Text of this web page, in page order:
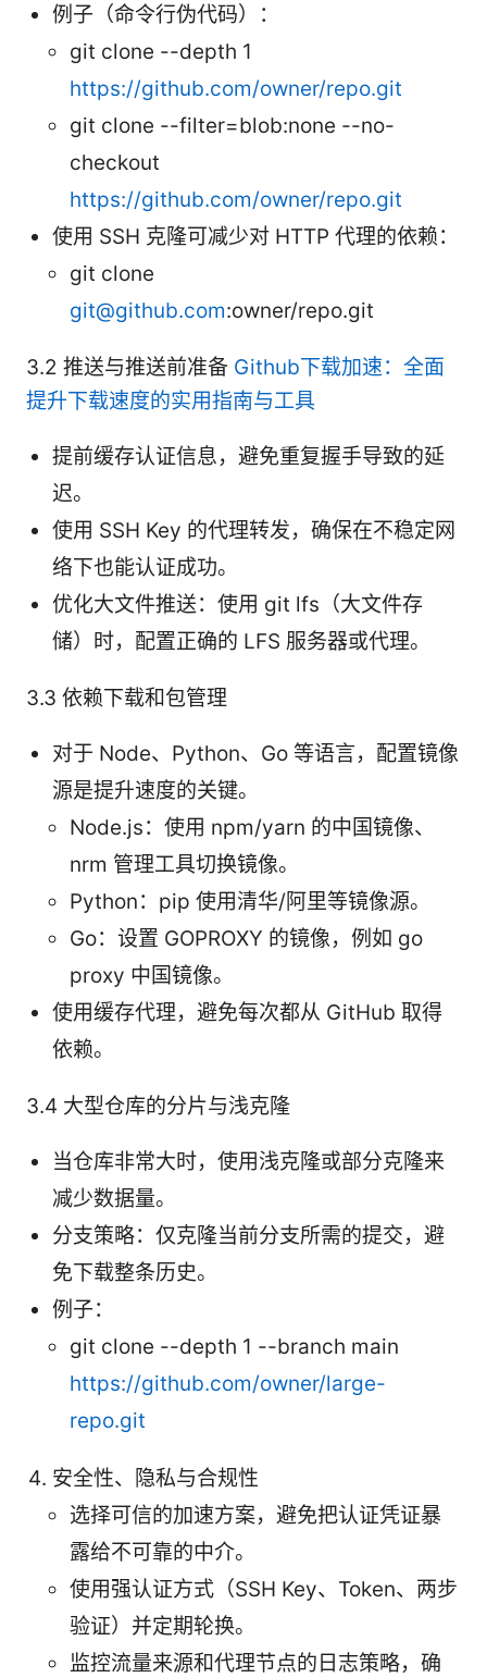
例子（命令行伪代码）：
git clone --depth 1
https://github.com/owner/repo.git
git clone --filter=blob:none --no-
checkout
https://github.com/owner/repo.git
使用 SSH 克隆可减少对 HTTP 代理的依赖：
git clone
git@github.com:owner/repo.git
3.2 推送与推送前准备 Github下载加速：全面
提升下载速度的实用指南与工具
提前缓存认证信息，避免重复握手导致的延
迟。
使用 SSH Key 的代理转发，确保在不稳定网
络下也能认证成功。
优化大文件推送：使用 git lfs（大文件存
储）时，配置正确的 LFS 服务器或代理。
3.3 依赖下载和包管理
对于 Node、Python、Go 等语言，配置镜像
源是提升速度的关键。
Node.js：使用 npm/yarn 的中国镜像、
nrm 管理工具切换镜像。
Python：pip 使用清华/阿里等镜像源。
Go：设置 GOPROXY 的镜像，例如 go
proxy 中国镜像。
使用缓存代理，避免每次都从 GitHub 取得
依赖。
3.4 大型仓库的分片与浅克隆
当仓库非常大时，使用浅克隆或部分克隆来
减少数据量。
分支策略：仅克隆当前分支所需的提交，避
免下载整条历史。
例子：
git clone --depth 1 --branch main
https://github.com/owner/large-
repo.git
安全性、隐私与合规性
选择可信的加速方案，避免把认证凭证暴
露给不可靠的中介。
使用强认证方式（SSH Key、Token、两步
验证）并定期轮换。
监控流量来源和代理节点的日志策略，确